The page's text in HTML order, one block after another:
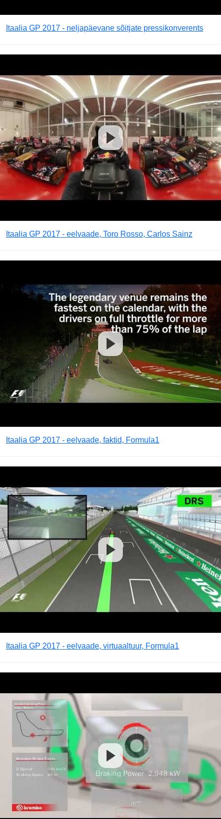
Itaalia GP 2017 - neljapäevane sõitjate pressikonverents
Itaalia GP 2017 - eelvaade, Toro Rosso, Carlos Sainz
Itaalia GP 2017 - eelvaade, faktid, Formula1
Itaalia GP 2017 - eelvaade, virtuaaltuur, Formula1